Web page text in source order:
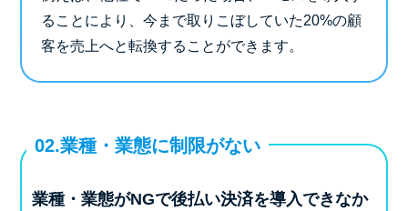
ることにより、今まで取りこぼしていた20%の顧
客を売上へと転換することができます。
02.業種・業態に制限がない
業種・業態がNGで後払い決済を導入できなか